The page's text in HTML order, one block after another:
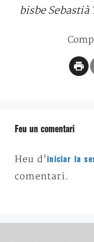
bisbe
Feu un comentari
Heu d'iniciar la
comentari.